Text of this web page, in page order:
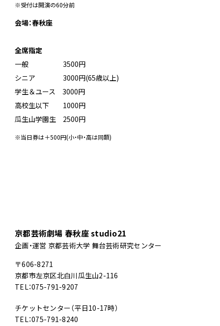
※受付は開演の60分前
会場：春秋座
全席指定
一般 3500円
シニア 3000円(65歳以上)
学生＆ユース 3000円
高校生以下 1000円
瓜生山学園生 2500円
※当日券は＋500円(小・中・高は同額)
京都芸術劇場 春秋座 studio21
企画・運営 京都芸術大学 舞台芸術研究センター
〒606-8271
京都市左京区北白川瓜生山2-116
TEL：075-791-9207
チケットセンター（平日10-17時）
TEL：075-791-8240